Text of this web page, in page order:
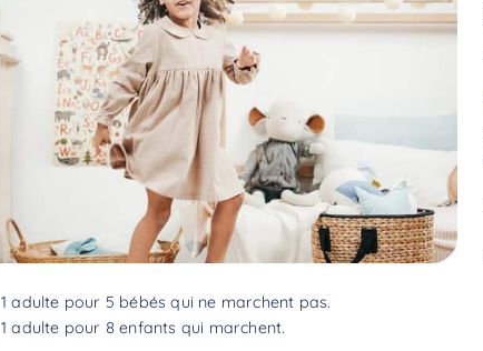
1 adulte pour 5 bébés qui ne marchent pas.
1 adulte pour 8 enfants qui marchent.